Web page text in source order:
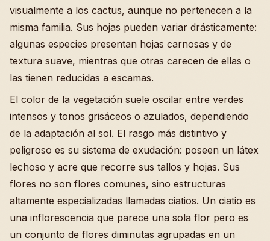
visualmente a los cactus, aunque no pertenecen a la
misma familia. Sus hojas pueden variar drásticamente:
algunas especies presentan hojas carnosas y de
textura suave, mientras que otras carecen de ellas o
las tienen reducidas a escamas.
El color de la vegetación suele oscilar entre verdes
intensos y tonos grisáceos o azulados, dependiendo
de la adaptación al sol. El rasgo más distintivo y
peligroso es su sistema de exudación: poseen un látex
lechoso y acre que recorre sus tallos y hojas. Sus
flores no son flores comunes, sino estructuras
altamente especializadas llamadas ciatios. Un ciatio es
una inflorescencia que parece una sola flor pero es
un conjunto de flores diminutas agrupadas en un